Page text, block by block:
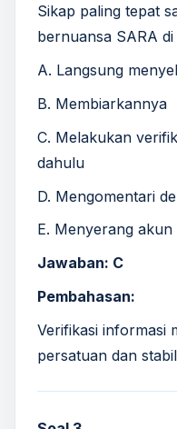
Sikap paling tepat
bernuansa SARA di
A. Langsung
B. Membiarkannya
C. Melakukan
dahulu
D. Mengomentari
E. Menyerang
Jawaban: C
Pembahasan:
Verifikasi informasi
persatuan dan